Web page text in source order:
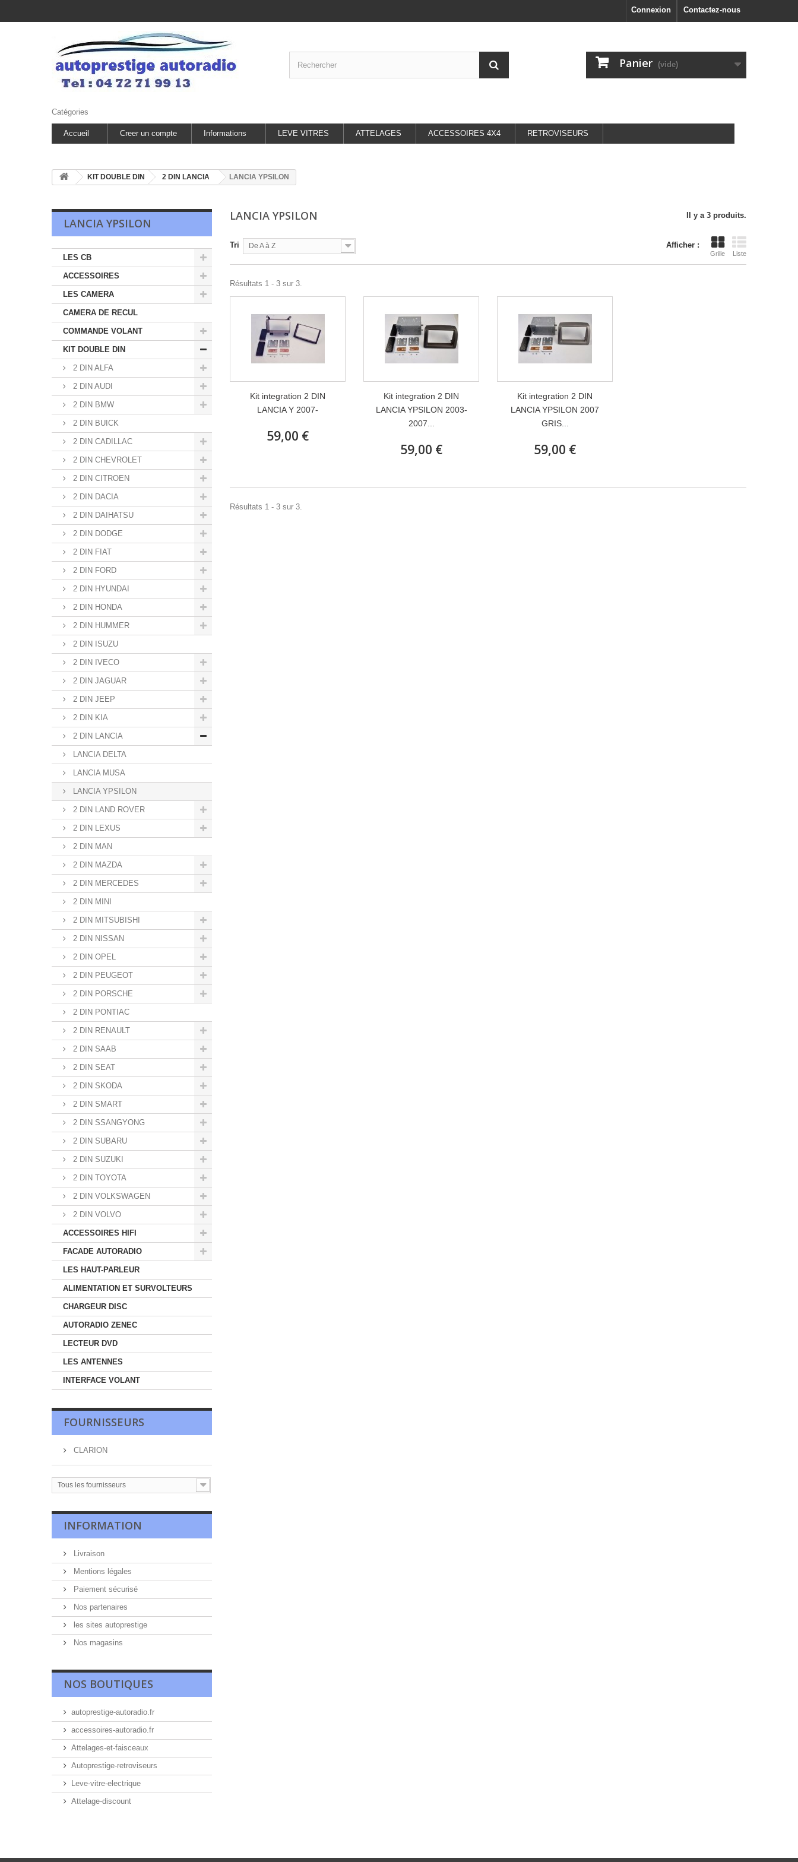
Contactez-nous
Connexion
Panier (vide)
Catégories
Accueil Creer un compte Informations LEVE VITRES ATTELAGES ACCESSOIRES 4X4 RETROVISEURS
KIT DOUBLE DIN 2 DIN LANCIA LANCIA YPSILON
LANCIA YPSILON
LES CB
ACCESSOIRES
LES CAMERA
CAMERA DE RECUL
COMMANDE VOLANT
KIT DOUBLE DIN
2 DIN ALFA
2 DIN AUDI
2 DIN BMW
2 DIN BUICK
2 DIN CADILLAC
2 DIN CHEVROLET
2 DIN CITROEN
2 DIN DACIA
2 DIN DAIHATSU
2 DIN DODGE
2 DIN FIAT
2 DIN FORD
2 DIN HYUNDAI
2 DIN HONDA
2 DIN HUMMER
2 DIN ISUZU
2 DIN IVECO
2 DIN JAGUAR
2 DIN JEEP
2 DIN KIA
2 DIN LANCIA
LANCIA DELTA
LANCIA MUSA
LANCIA YPSILON
2 DIN LAND ROVER
2 DIN LEXUS
2 DIN MAN
2 DIN MAZDA
2 DIN MERCEDES
2 DIN MINI
2 DIN MITSUBISHI
2 DIN NISSAN
2 DIN OPEL
2 DIN PEUGEOT
2 DIN PORSCHE
2 DIN PONTIAC
2 DIN RENAULT
2 DIN SAAB
2 DIN SEAT
2 DIN SKODA
2 DIN SMART
2 DIN SSANGYONG
2 DIN SUBARU
2 DIN SUZUKI
2 DIN TOYOTA
2 DIN VOLKSWAGEN
2 DIN VOLVO
ACCESSOIRES HIFI
FACADE AUTORADIO
LES HAUT-PARLEUR
ALIMENTATION ET SURVOLTEURS
CHARGEUR DISC
AUTORADIO ZENEC
LECTEUR DVD
LES ANTENNES
INTERFACE VOLANT
FOURNISSEURS
CLARION
Tous les fournisseurs
INFORMATION
Livraison
Mentions légales
Paiement sécurisé
Nos partenaires
les sites autoprestige
Nos magasins
NOS BOUTIQUES
autoprestige-autoradio.fr
accessoires-autoradio.fr
Attelages-et-faisceaux
Autoprestige-retroviseurs
Leve-vitre-electrique
Attelage-discount
LANCIA YPSILON Il y a 3 produits.
Afficher :
Grille Liste
Tri De A à Z
Résultats 1 - 3 sur 3.
Kit integration 2 DIN
LANCIA Y 2007-
59,00 €
Kit integration 2 DIN
LANCIA YPSILON 2003-
2007...
59,00 €
Kit integration 2 DIN
LANCIA YPSILON 2007
GRIS...
59,00 €
Résultats 1 - 3 sur 3.